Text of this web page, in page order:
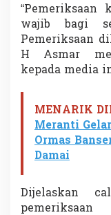
wajib bagi
Pemeriksaan
H Asmar
kepada media
MENARIK
Meranti
Ormas
Damai
Dijelaskan